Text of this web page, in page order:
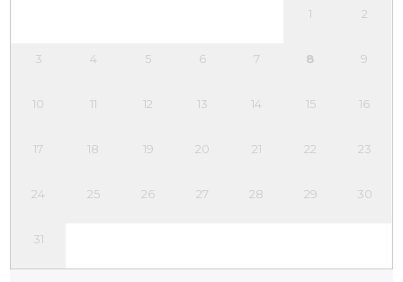
1 2
3 4 5 6 7 8 9
10 11 12 13 14 15 16
17 18 19 20 21 22 23
24 25 26 27 28 29 30
31